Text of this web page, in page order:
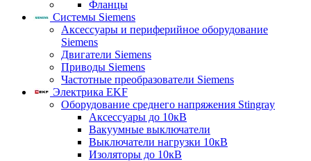
Фланцы
Системы Siemens
Аксессуары и периферийное оборудование
Siemens
Двигатели Siemens
Приводы Siemens
Частотные преобразователи Siemens
Электрика EKF
Оборудование среднего напряжения Stingray
Аксессуары до 10кВ
Вакуумные выключатели
Выключатели нагрузки 10кВ
Изоляторы до 10кВ